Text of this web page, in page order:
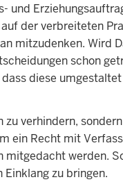
und
der verbreiteten
mitzudenken. Wird
schon
diese
verhindern,
ein Recht mit
mitgedacht werden.
zu bringen.